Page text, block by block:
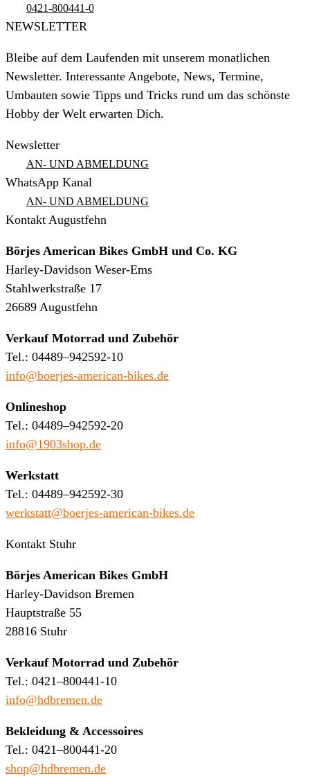
0421-800441-0
NEWSLETTER
Bleibe auf dem Laufenden mit unserem monatlichen
Newsletter. Interessante Angebote, News, Termine,
Umbauten sowie Tipps und Tricks rund um das schönste
Hobby der Welt erwarten Dich.
Newsletter
AN- UND ABMELDUNG
WhatsApp Kanal
AN- UND ABMELDUNG
Kontakt Augustfehn
Börjes American Bikes GmbH und Co. KG
Harley-Davidson Weser-Ems
Stahlwerkstraße 17
26689 Augustfehn
Verkauf Motorrad und Zubehör
Tel.: 04489–942592-10
info@boerjes-american-bikes.de
Onlineshop
Tel.: 04489–942592-20
info@1903shop.de
Werkstatt
Tel.: 04489–942592-30
werkstatt@boerjes-american-bikes.de
Kontakt Stuhr
Börjes American Bikes GmbH
Harley-Davidson Bremen
Hauptstraße 55
28816 Stuhr
Verkauf Motorrad und Zubehör
Tel.: 0421–800441-10
info@hdbremen.de
Bekleidung & Accessoires
Tel.: 0421–800441-20
shop@hdbremen.de